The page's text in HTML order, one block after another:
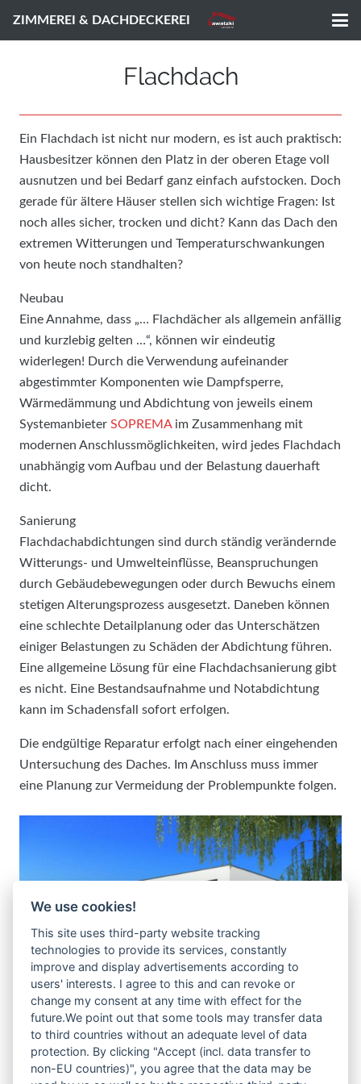
ZIMMEREI & DACHDECKEREI
Flachdach
Ein Flachdach ist nicht nur modern, es ist auch praktisch:
Hausbesitzer können den Platz in der oberen Etage voll
ausnutzen und bei Bedarf ganz einfach aufstocken. Doch
gerade für ältere Häuser stellen sich wichtige Fragen: Ist
noch alles sicher, trocken und dicht? Kann das Dach den
extremen Witterungen und Temperaturschwankungen
von heute noch standhalten?
Neubau
Eine Annahme, dass „… Flachdächer als allgemein anfällig
und kurzlebig gelten …“, können wir eindeutig
widerlegen! Durch die Verwendung aufeinander
abgestimmter Komponenten wie Dampfsperre,
Wärmedämmung und Abdichtung von jeweils einem
Systemanbieter SOPREMAim Zusammenhang mit
modernen Anschlussmöglichkeiten, wird jedes Flachdach
unabhängig vom Aufbau und der Belastung dauerhaft
dicht.
Sanierung
Flachdachabdichtungen sind durch ständig verändernde
Witterungs- und Umwelteinflüsse, Beanspruchungen
durch Gebäudebewegungen oder durch Bewuchs einem
stetigen Alterungsprozess ausgesetzt. Daneben können
eine schlechte Detailplanung oder das Unterschätzen
einiger Belastungen zu Schäden der Abdichtung führen.
Eine allgemeine Lösung für eine Flachdachsanierung gibt
es nicht. Eine Bestandsaufnahme und Notabdichtung
kann im Schadensfall sofort erfolgen.
Die endgültige Reparatur erfolgt nach einer eingehenden
Untersuchung des Daches. Im Anschluss muss immer
eine Planung zur Vermeidung der Problempunkte folgen.
We use cookies!
This site uses third-party website tracking
technologies to provide its services, constantly
improve and display advertisements according to
users' interests. I agree to this and can revoke or
change my consent at any time with effect for the
future.We point out that some tools may transfer data
to third countries without an adequate level of data
protection. By clicking "Accept (incl. data transfer to
non-EU countries)", you agree that the data may be